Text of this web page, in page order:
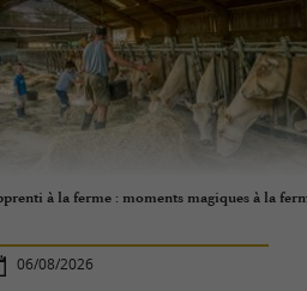
à la ferme : moments magiques à la
06/08/2026